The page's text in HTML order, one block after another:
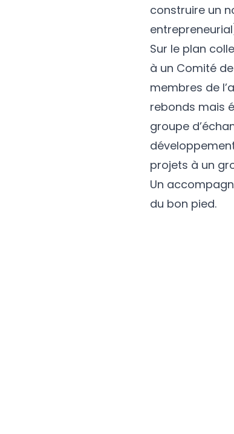
construire un
Sur le plan
à un Comité
membres de
rebonds mais
groupe
projets à un
Un
du bon pied.